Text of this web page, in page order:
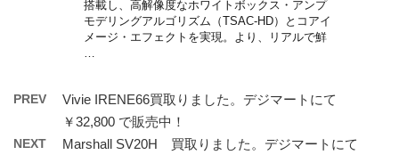
搭載し、高解像度なホワイトボックス・アンプ
モデリングアルゴリズム（TSAC-HD）とコアイ
メージ・エフェクトを実現。より、リアルで鮮
PREV
Vivie IRENE66買取りました。デジマートにて
￥32,800 で販売中！
NEXT
Marshall SV20H 買取りました。デジマートにて